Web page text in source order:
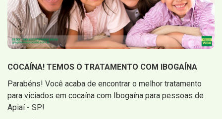
COCAÍNA! TEMOS O TRATAMENTO COM IBOGAÍNA
Parabéns! Você acaba de encontrar o melhor tratamento
para viciados em cocaína com Ibogaína para pessoas de
Apiaí - SP!